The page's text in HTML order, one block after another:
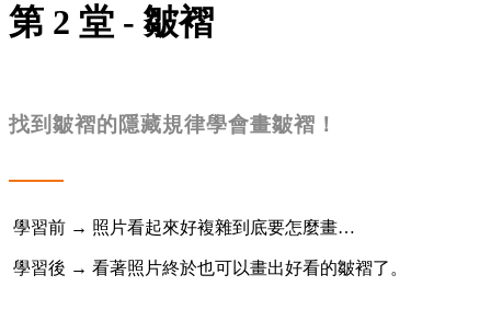
第 2 堂 - 皺褶
找到皺褶的隱藏規律學會畫皺褶！
學習前 → 照片看起來好複雜到底要怎麼畫…
學習後 → 看著照片終於也可以畫出好看的皺褶了。